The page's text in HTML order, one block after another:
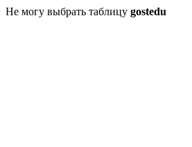
Не могу выбрать таблицу gostedu